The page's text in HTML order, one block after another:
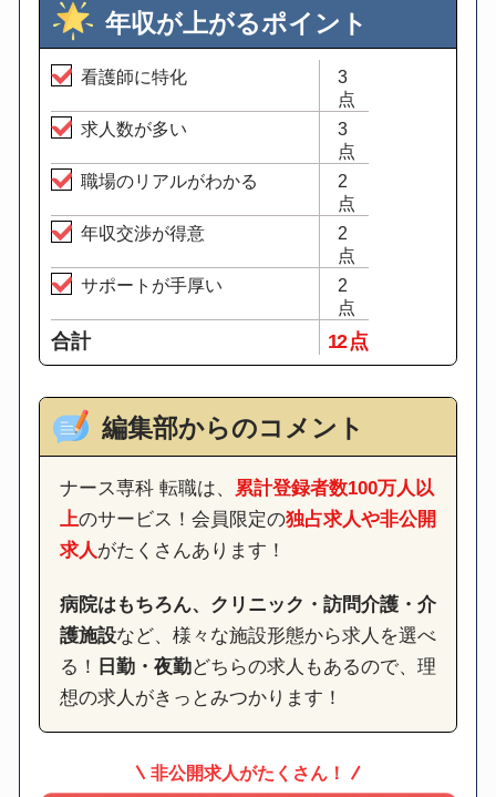
年収が上がるポイント
看護師に特化
3
点
求人数が多い
3
点
職場のリアルがわかる
2
点
年収交渉が得意
2
点
サポートが手厚い
2
点
合計 12 点
編集部からのコメント
ナース専科 転職は、
累計登録者数100万人以
上のサービス！会員限定の独占求人や非公開
求人がたくさんあります！
病院はもちろん、クリニック・訪問介護・介
護施設など、様々な施設形態から求人を選べ
る！ 日勤・夜勤どちらの求人もあるので、理
想の求人がきっとみつかります！
非公開求人がたくさん！